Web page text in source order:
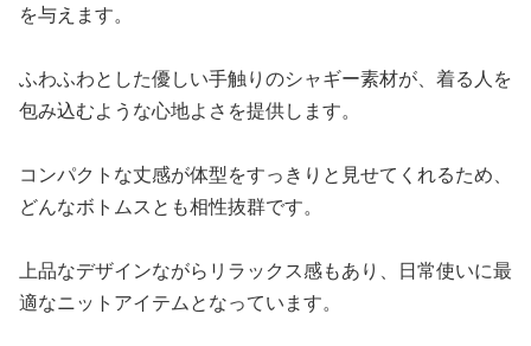
を与えます。
ふわふわとした優しい手触りのシャギー素材が、着る人を
包み込むような心地よさを提供します。
コンパクトな丈感が体型をすっきりと見せてくれるため、
どんなボトムスとも相性抜群です。
上品なデザインながらリラックス感もあり、日常使いに最
適なニットアイテムとなっています。